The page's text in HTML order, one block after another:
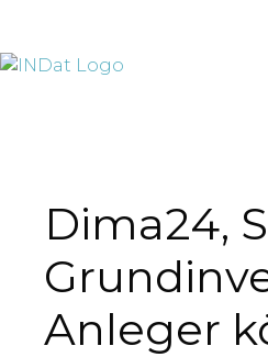
Dima24,
Anleger